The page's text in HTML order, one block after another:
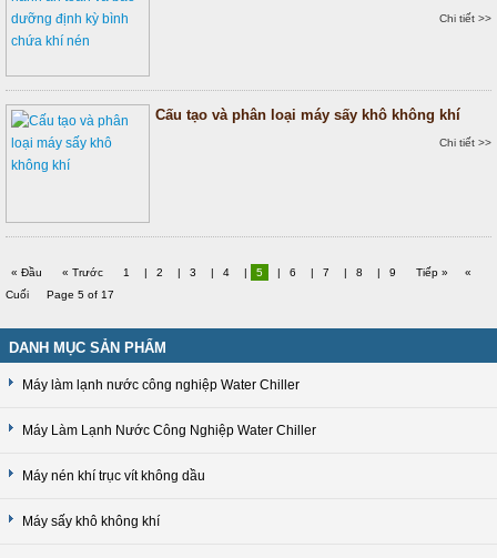
Chi tiết >>
Cấu tạo và phân loại máy sấy khô không khí
Chi tiết >>
« Đầu « Trước 1 | 2 | 3 | 4 | 5 | 6 | 7 | 8 | 9 Tiếp »
«
Cuối
Page 5 of 17
DANH MỤC SẢN PHẨM
Máy làm lạnh nước công nghiệp Water Chiller
Máy Làm Lạnh Nước Công Nghiệp Water Chiller
Máy nén khí trục vít không dầu
Máy sấy khô không khí